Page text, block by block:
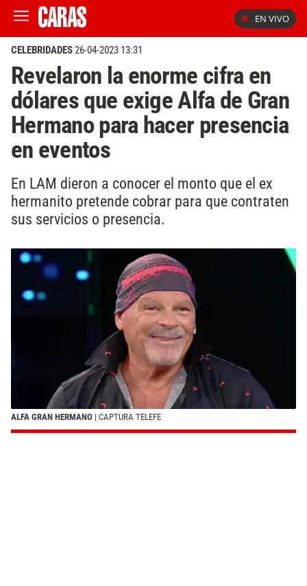
EN VIVO
CELEBRIDADES26-04-2023 13:31
Revelaron la enorme cifra en
dólares que exige Alfa de Gran
Hermano para hacer presencia
en eventos
En LAM dieron a conocer el monto que el ex
hermanito pretende cobrar para que contraten
sus servicios o presencia.
ALFA GRAN HERMANO | CAPTURA TELEFE